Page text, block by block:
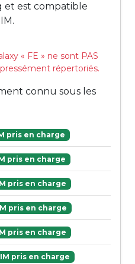
et est compatible
« FE » ne sont PAS
répertoriés.
connu sous les
pris en charge
pris en charge
pris en charge
pris en charge
pris en charge
pris en charge